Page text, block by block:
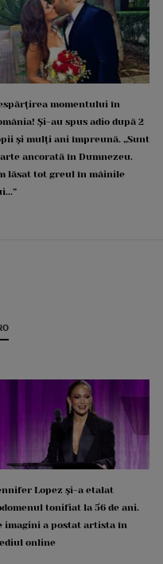
momentului în
Și-au spus adio după 2
și mulți ani împreună. „Sunt
ancorată în Dumnezeu.
lăsat tot greul în mâinile
Lopez și-a etalat
tonifiat la 56 de ani.
imagini a postat artista în
online